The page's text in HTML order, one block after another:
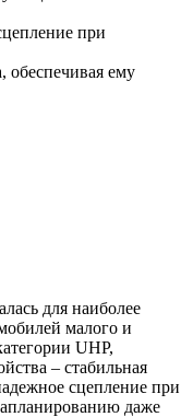
при
обеспечивая ему
для наиболее
малого и
UHP,
– стабильная
сцепление при
даже